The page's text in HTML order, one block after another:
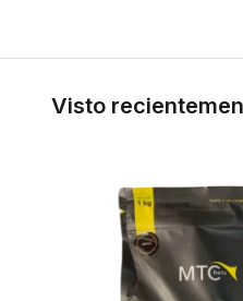
Visto